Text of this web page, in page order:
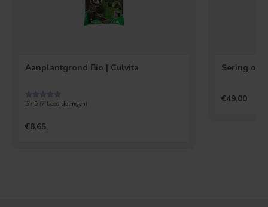
Aanplantgrond Bio | Culvita
5 / 5 (7 beoordelingen)
€8,65
Sering op
€49,00